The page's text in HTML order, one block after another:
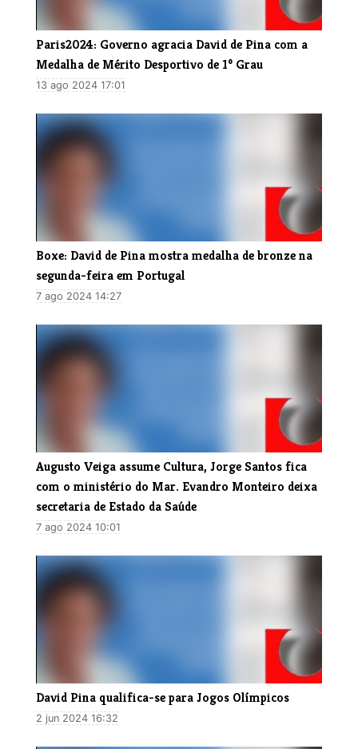
Paris2024: Governo agracia David de Pina com a
Medalha de Mérito Desportivo de 1º Grau
13 ago 2024 17:01
Boxe: David de Pina mostra medalha de bronze na
segunda-feira em Portugal
7 ago 2024 14:27
Augusto Veiga assume Cultura, Jorge Santos fica
com o ministério do Mar. Evandro Monteiro deixa
secretaria de Estado da Saúde
7 ago 2024 10:01
David Pina qualifica-se para Jogos Olímpicos
2 jun 2024 16:32